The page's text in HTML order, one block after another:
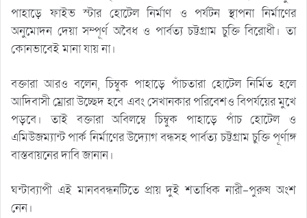
পাহাড়ে ফাইভ স্টার হোটেল নির্মাণ ও পর্যটন স্থাপনা নির্মাণের
অনুমোদন দেয়া সম্পূর্ণ অবৈধ ও পার্বত্য চট্টগ্রাম চুক্তি বিরোধী। তা
কোনভাবেই মানা যায় না।
বক্তারা আরও বলেন, চিম্বুক পাহাড়ে পাঁচতারা হোটেল নির্মিত হলে
আদিবাসী ম্রোরা উচ্ছেদ হবে এবং সেখানকার পরিবেশও বিপর্যয়ের মুখে
পড়বে। তাই বক্তারা অবিলম্বে চিম্বুক পাহাড়ে পাঁচ হোটেল ও
এমিউজম্যান্ট পার্ক নির্মাণের উদ্যোগ বন্ধসহ পার্বত্য চট্টগ্রাম চুক্তি পূর্ণাঙ্গ
বাস্তবায়নের দাবি জানান।
ঘন্টাব্যাপী এই মানববন্ধনটিতে প্রায় দুই শতাধিক নারী-পুরুষ অংশ
নেন।